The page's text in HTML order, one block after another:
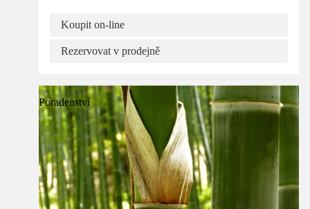
Koupit on-line
Rezervovat v prodejně
Poradenství